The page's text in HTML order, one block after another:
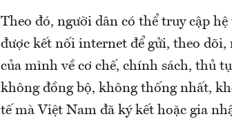
Theo đó, người dân có thể truy cập
được kết nối internet để gửi, theo
của mình về cơ chế, chính sách, thủ
không đồng bộ, không thống nhất,
tế mà Việt Nam đã ký kết hoặc gia